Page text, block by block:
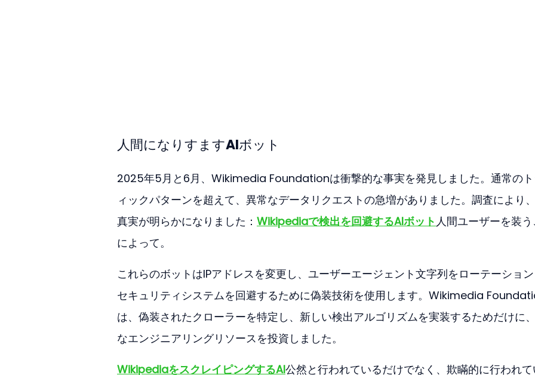
人間になりすますAIボット
2025年5月と6月、Wikimedia Foundationは衝撃的な事実を発見しました。通常の
ィックパターンを超えて、異常なデータリクエストの急増がありました。調査により
真実が明らかになりました： Wikipediaで検出を回避するAIボット人間ユーザーを装
によって。
これらのボットはIPアドレスを変更し、ユーザーエージェント文字列をローテーショ
セキュリティシステムを回避するために偽装技術を使用します。Wikimedia
は、偽装されたクローラーを特定し、新しい検出アルゴリズムを実装するためだけに
なエンジニアリングリソースを投資しました。
WikipediaをスクレイピングするAI公然と行われているだけでなく、欺瞞的に行われ